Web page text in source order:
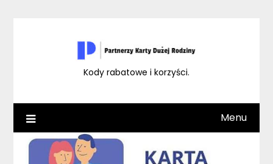
Kody rabatowe i korzyści.
Menu